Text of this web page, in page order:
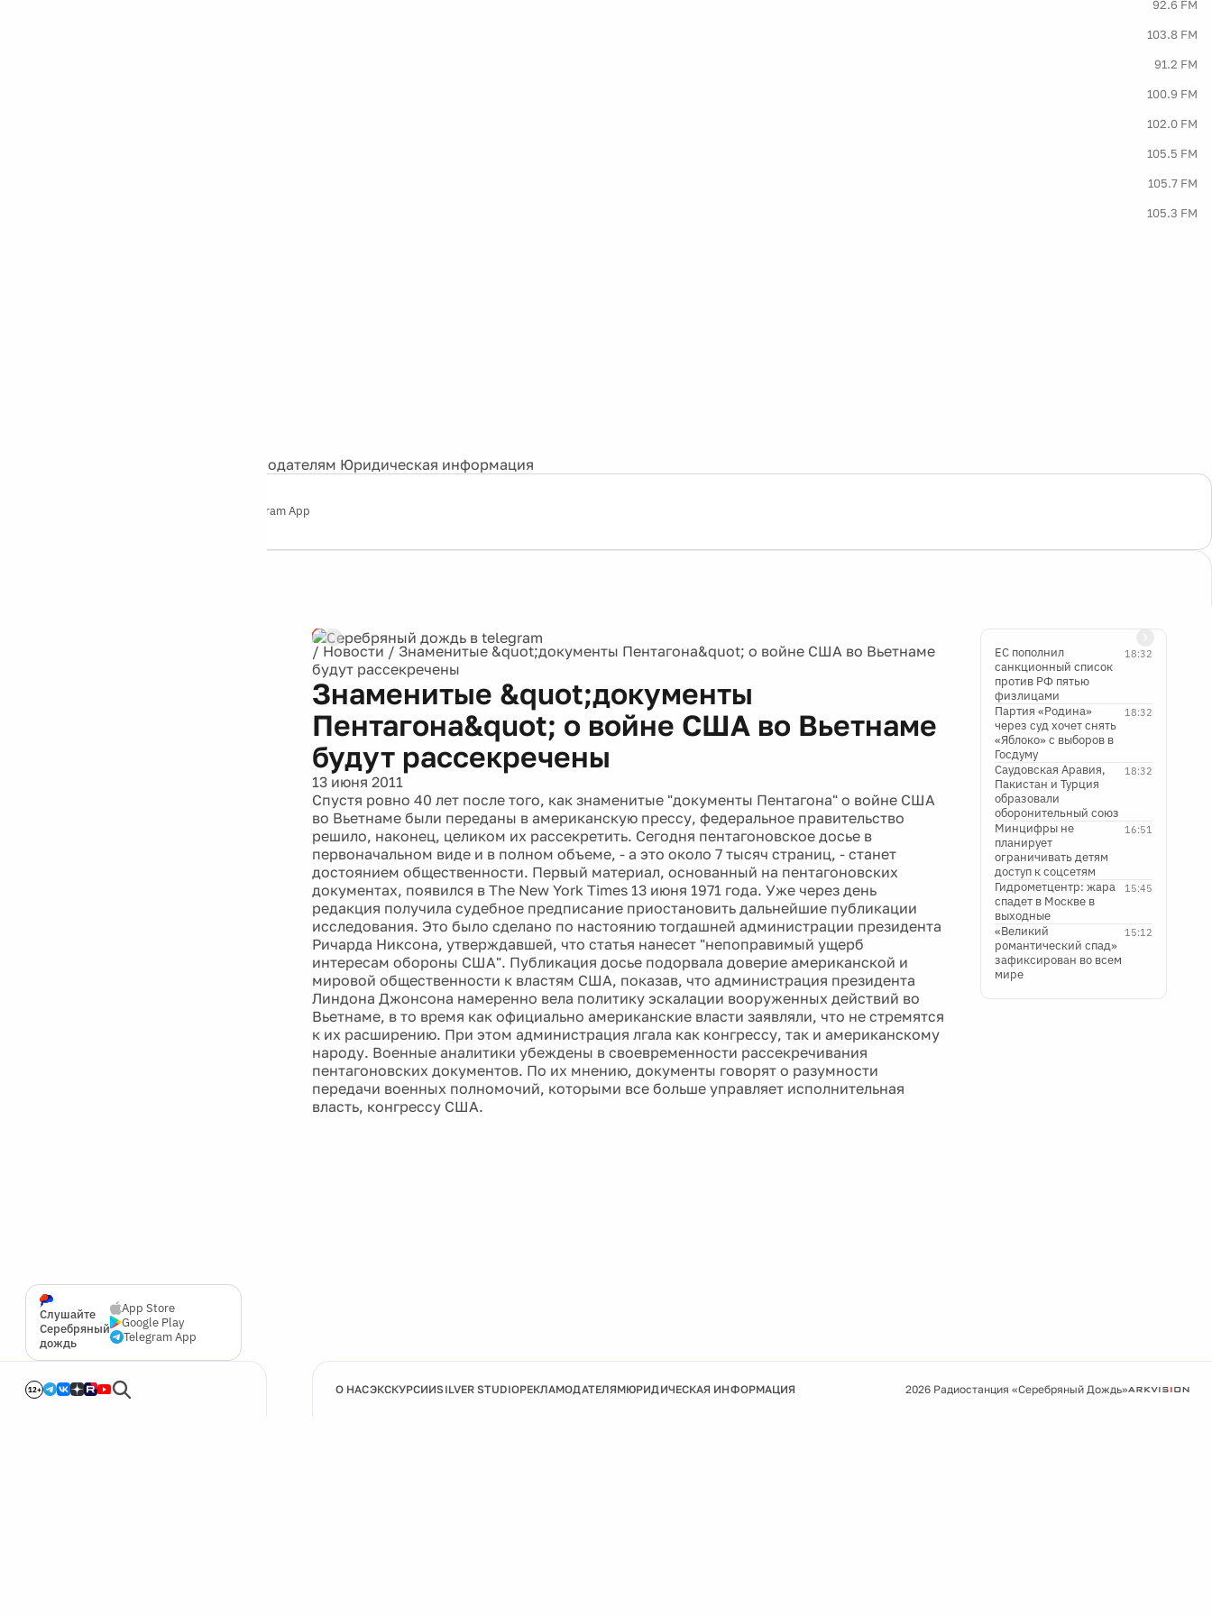
92.6 FM
103.8 FM
91.2 FM
100.9 FM
102.0 FM
105.5 FM
105.7 FM
105.3 FM
Рекламодателям Юридическая информация
Telegram App
Слушайте
Серебряный
дождь
App Store
Google Play
Telegram App
12+
/ Новости / Знаменитые &quot;документы Пентагона&quot; о войне США во Вьетнаме
будут рассекречены
Знаменитые &quot;документы
Пентагона&quot; о войне США во Вьетнаме
будут рассекречены
13 июня 2011
Спустя ровно 40 лет после того, как знаменитые "документы Пентагона" о войне США
во Вьетнаме были переданы в американскую прессу, федеральное правительство
решило, наконец, целиком их рассекретить. Сегодня пентагоновское досье в
первоначальном виде и в полном объеме, - а это около 7 тысяч страниц, - станет
достоянием общественности. Первый материал, основанный на пентагоновских
документах, появился в The New York Times 13 июня 1971 года. Уже через день
редакция получила судебное предписание приостановить дальнейшие публикации
исследования. Это было сделано по настоянию тогдашней администрации президента
Ричарда Никсона, утверждавшей, что статья нанесет "непоправимый ущерб
интересам обороны США". Публикация досье подорвала доверие американской и
мировой общественности к властям США, показав, что администрация президента
Линдона Джонсона намеренно вела политику эскалации вооруженных действий во
Вьетнаме, в то время как официально американские власти заявляли, что не стремятся
к их расширению. При этом администрация лгала как конгрессу, так и американскому
народу. Военные аналитики убеждены в своевременности рассекречивания
пентагоновских документов. По их мнению, документы говорят о разумности
передачи военных полномочий, которыми все больше управляет исполнительная
власть, конгрессу США.
18:32
ЕС пополнил
санкционный список
против РФ пятью
физлицами
18:32
Партия «Родина»
через суд хочет снять
«Яблоко» с выборов в
Госдуму
18:32
Саудовская Аравия,
Пакистан и Турция
образовали
оборонительный союз
16:51
Минцифры не
планирует
ограничивать детям
доступ к соцсетям
15:45
Гидрометцентр: жара
спадет в Москве в
выходные
15:12
«Великий
романтический спад»
зафиксирован во всем
мире
О НАСЭКСКУРСИИSILVER STUDIOРЕКЛАМОДАТЕЛЯМЮРИДИЧЕСКАЯ ИНФОРМАЦИЯ 2026 Радиостанция «Серебряный Дождь»